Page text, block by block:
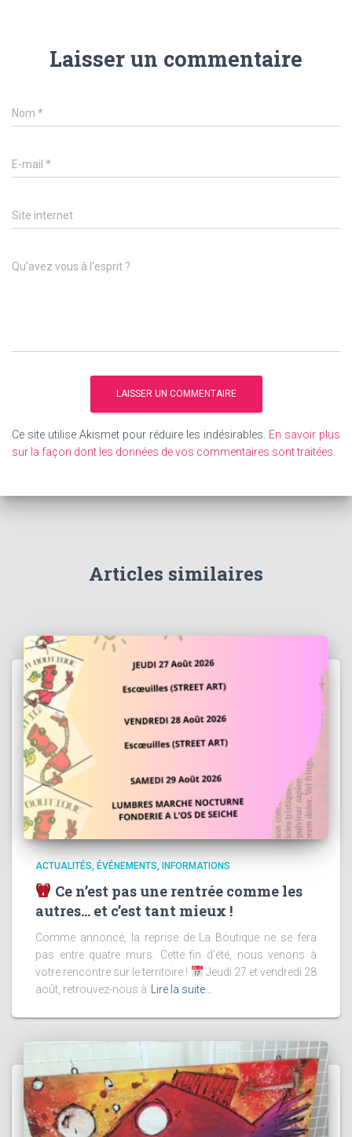
Laisser un commentaire
Nom *
E-mail *
Site internet
Qu’avez vous à l’esprit ?
Ce site utilise Akismet pour réduire les indésirables. En savoir plus
sur la façon dont les données de vos commentaires sont traitées
Articles similaires
ACTUALITÉS ÉVÉNEMENTS INFORMATIONS
Ce n’est pas une rentrée comme les
autres… et c’est tant mieux !
Comme annoncé, la reprise de La Boutique ne se fera
pas entre quatre murs. Cette fin d’été, nous venons à
votre rencontre sur le territoire !
Jeudi 27 et vendredi 28
août, retrouvez-nous à
Lire la suite…